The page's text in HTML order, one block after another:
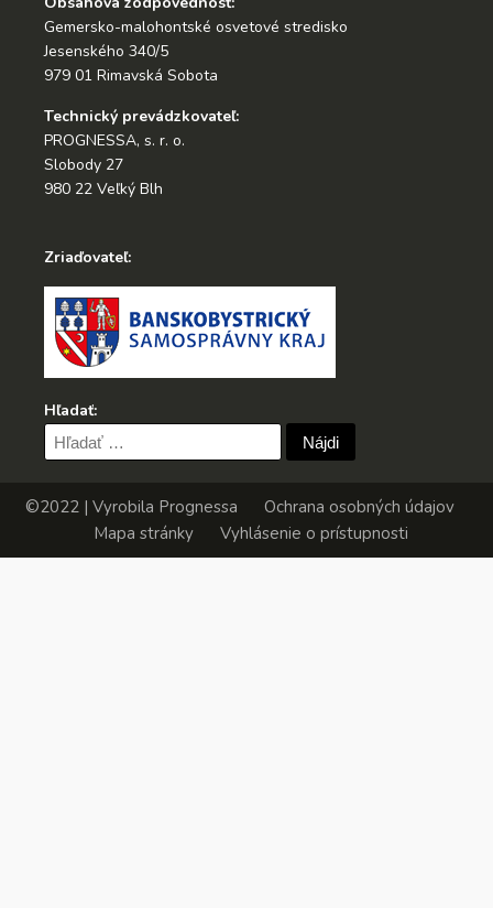
Gemersko-malohontské osvetové stredisko
Jesenského 340/5
979 01 Rimavská Sobota
Technický prevádzkovateľ:
PROGNESSA, s. r. o.
Slobody 27
980 22 Veľký Blh
Zriaďovateľ:
Hľadať:
Hľadať:
©2022 | Vyrobila Prognessa
Ochrana osobných údajov
Mapa stránky
Vyhlásenie o prístupnosti